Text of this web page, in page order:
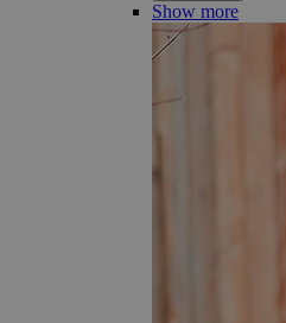
Show more